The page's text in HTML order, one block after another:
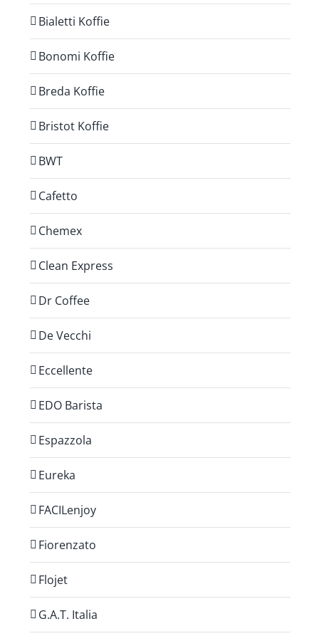
Bialetti Koffie
Bonomi Koffie
Breda Koffie
Bristot Koffie
BWT
Cafetto
Chemex
Clean Express
Dr Coffee
De Vecchi
Eccellente
EDO Barista
Espazzola
Eureka
FACILenjoy
Fiorenzato
Flojet
G.A.T. Italia